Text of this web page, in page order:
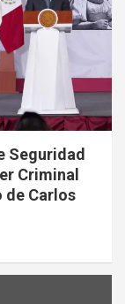
Seguridad
Criminal
de Carlos